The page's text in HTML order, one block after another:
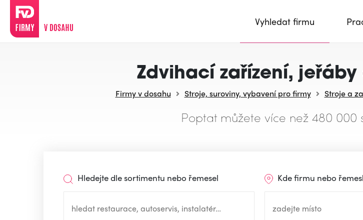
Vyhledat firmu
Zdvihací zařízení,
Firmy v dosahu Stroje, suroviny, vybavení pro firmy Stroje a
Poptat můžete více než 480 000
Hledejte dle sortimentu nebo řemesel Kde firmu nebo